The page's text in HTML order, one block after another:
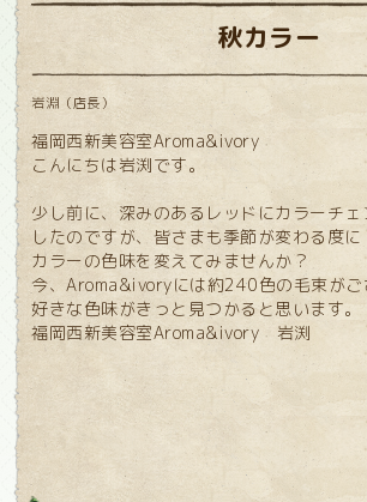
秋カラー
岩淵（店長）
福岡西新美容室Aroma&ivory
こんにちは岩渕です。
少し前に、深みのあるレッドにカラーチェ
したのですが、皆さまも季節が変わる度に
カラーの色味を変えてみませんか？
今、Aroma&ivoryには約240色の毛束がご
好きな色味がきっと見つかると思います。
福岡西新美容室Aroma&ivory 岩渕